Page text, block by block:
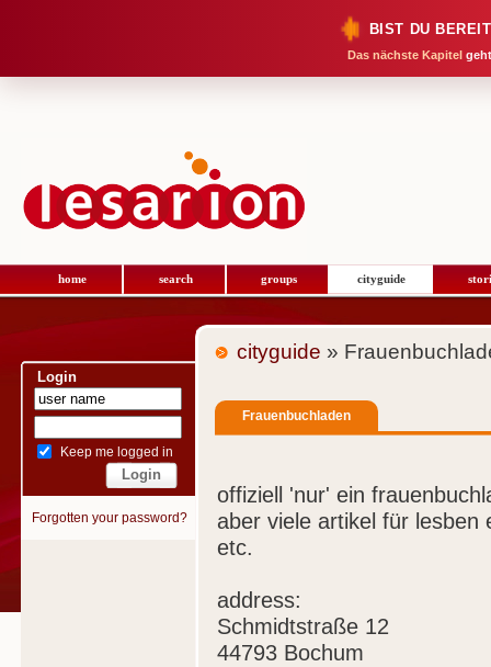
BIST DU
Das nächste Kapitel
home search groups cityguide
Login
Keep me logged in
Forgotten your password?
cityguide »
Frauenbuchladen
offiziell 'nur' ein
aber viele artikel für lesben
etc.
address:
Schmidtstraße 12
44793 Bochum